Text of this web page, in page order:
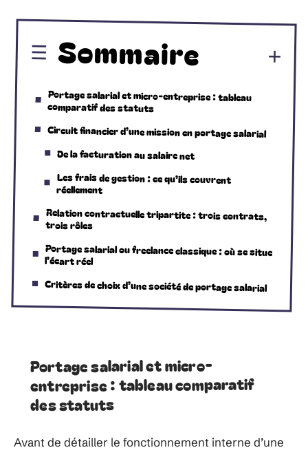
Sommaire
Portage salarial et micro-entreprise : tableau
comparatif des statuts
Circuit financier d’une mission en portage salarial
De la facturation au salaire net
Les frais de gestion : ce qu’ils couvrent
réellement
Relation contractuelle tripartite : trois contrats,
trois rôles
Portage salarial ou freelance classique : où se situe
l’écart réel
Critères de choix d’une société de portage salarial
Portage salarial et micro-
entreprise : tableau comparatif
des statuts
Avant de détailler le fonctionnement interne d’une